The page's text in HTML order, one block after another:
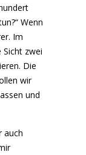
Wenn
Im
zwei
Die
wir
und
auch